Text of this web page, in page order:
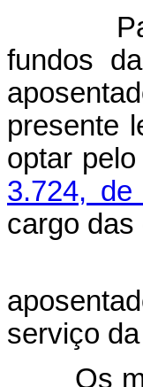
fundos
presente
optar
3.724,
cargo
serviço
Os